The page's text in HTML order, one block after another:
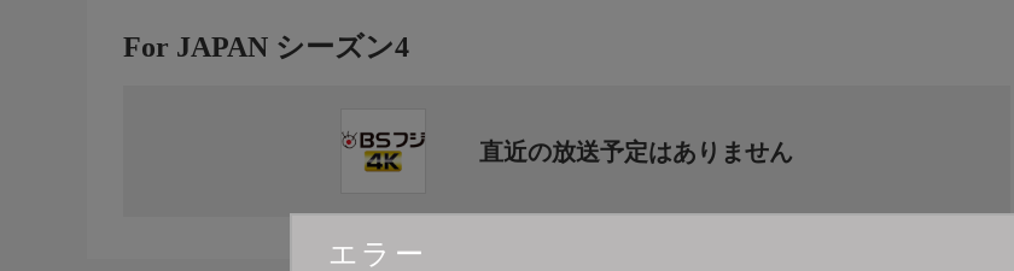
エラー
For JAPAN シーズン4
直近の放送予定はありません